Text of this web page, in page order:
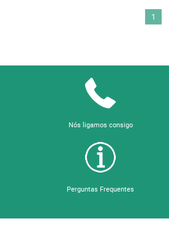
1
Nós ligamos consigo
Perguntas Frequentes